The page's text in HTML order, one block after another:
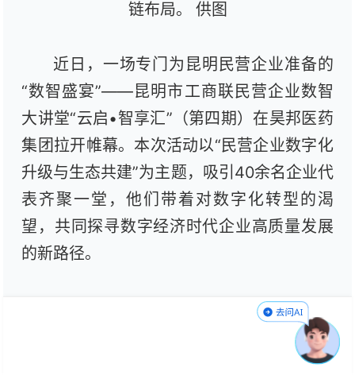
链布局。 供图
近日，一场专门为昆明民营企业准备的
“数智盛宴”——昆明市工商联民营企业数智
大讲堂“云启•智享汇”（第四期）在昊邦医药
集团拉开帷幕。本次活动以“民营企业数字化
升级与生态共建”为主题，吸引40余名企业代
表齐聚一堂，他们带着对数字化转型的渴
望，共同探寻数字经济时代企业高质量发展
的新路径。
活动现场，与会企业代表参观了昊邦医
药集团的“滇民族药荟展厅”和“AI+医药大健
康联合创新实验室”。在展厅，企业代表深入